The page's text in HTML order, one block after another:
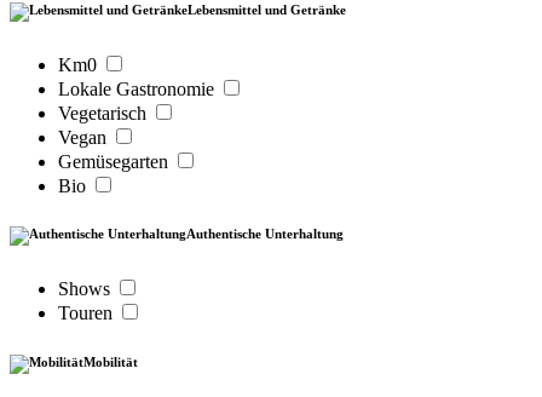
Lebensmittel und Getränke
Km0
Lokale Gastronomie
Vegetarisch
Vegan
Gemüsegarten
Bio
Authentische Unterhaltung
Shows
Touren
Mobilität